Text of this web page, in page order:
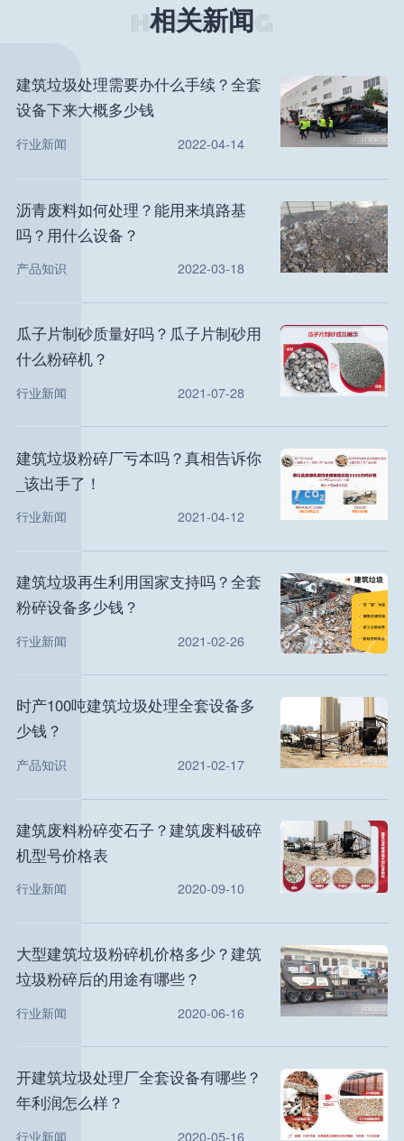
相关新闻
建筑垃圾处理需要办什么手续？全套
设备下来大概多少钱
行业新闻 2022-04-14
沥青废料如何处理？能用来填路基
吗？用什么设备？
产品知识 2022-03-18
瓜子片制砂质量好吗？瓜子片制砂用
什么粉碎机？
行业新闻 2021-07-28
建筑垃圾粉碎厂亏本吗？真相告诉你
_该出手了！
行业新闻 2021-04-12
建筑垃圾再生利用国家支持吗？全套
粉碎设备多少钱？
行业新闻 2021-02-26
时产100吨建筑垃圾处理全套设备多
少钱？
产品知识 2021-02-17
建筑废料粉碎变石子？建筑废料破碎
机型号价格表
行业新闻 2020-09-10
大型建筑垃圾粉碎机价格多少？建筑
垃圾粉碎后的用途有哪些？
行业新闻 2020-06-16
开建筑垃圾处理厂全套设备有哪些？
年利润怎么样？
行业新闻 2020-05-16